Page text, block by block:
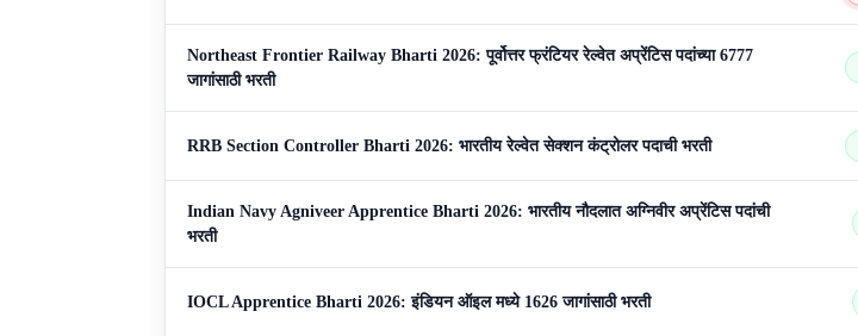
Northeast Frontier Railway Bharti 2026: पूर्वोत्तर फ्रंटियर रेल्वेत अप्रेंटिस पदांच्या 6777
जागांसाठी भरती
RRB Section Controller Bharti 2026: भारतीय रेल्वेत सेक्शन कंट्रोलर पदाची भरती
Indian Navy Agniveer Apprentice Bharti 2026: भारतीय नौदलात अग्निवीर अप्रेंटिस पदांची
भरती
IOCL Apprentice Bharti 2026: इंडियन ऑइल मध्ये 1626 जागांसाठी भरती